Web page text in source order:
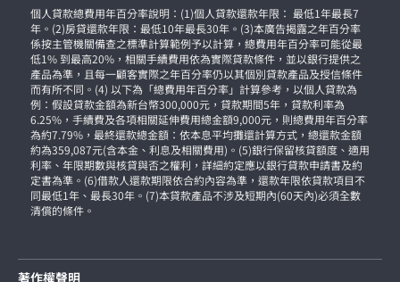
個人貸款總費用年百分率說明：(1)個人貸款還款年限： 最低1年最長7
年。(2)房貸還款年限：最低10年最長30年。(3)本廣告揭露之年百分率
係按主管機關備查之標準計算範例予以計算，總費用年百分率可能從最
低1% 到最高20%，相關手續費用依為實際貸款條件，並以銀行提供之
產品為準，且每一顧客實際之年百分率仍以其個別貸款產品及授信條件
而有所不同。(4) 以下為「總費用年百分率」計算參考，以個人貸款為
例：假設貸款金額為新台幣300,000元，貸款期間5年，貸款利率為
6.25%，手續費及各項相關延伸費用總金額9,000元，則總費用年百分率
為約7.79%，最終還款總金額：依本息平均攤還計算方式，總還款金額
約為359,087元(含本金、利息及相關費用)。(5)銀行保留核貸額度、適用
利率、年限期數與核貸與否之權利，詳細約定應以銀行貸款申請書及約
定書為準。(6)借款人還款期限依合約內容為準，還款年限依貸款項目不
同最低1年、最長30年。(7)本貸款產品不涉及短期內(60天內)必須全數
清償的條件。
著作權聲明